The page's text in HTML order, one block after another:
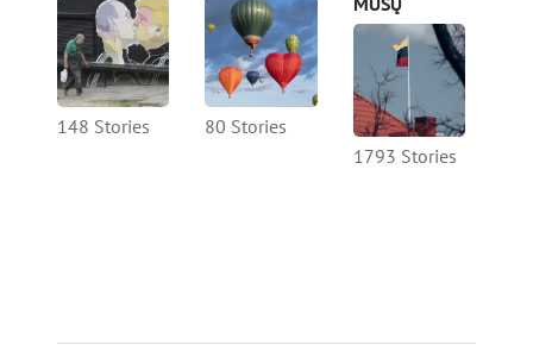
148 Stories 80 Stories
1793 Stories